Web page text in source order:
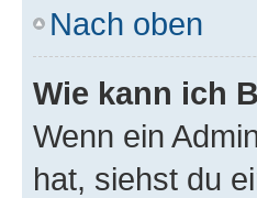
Nach oben
Wie kann ich
Wenn ein
hat, siehst du